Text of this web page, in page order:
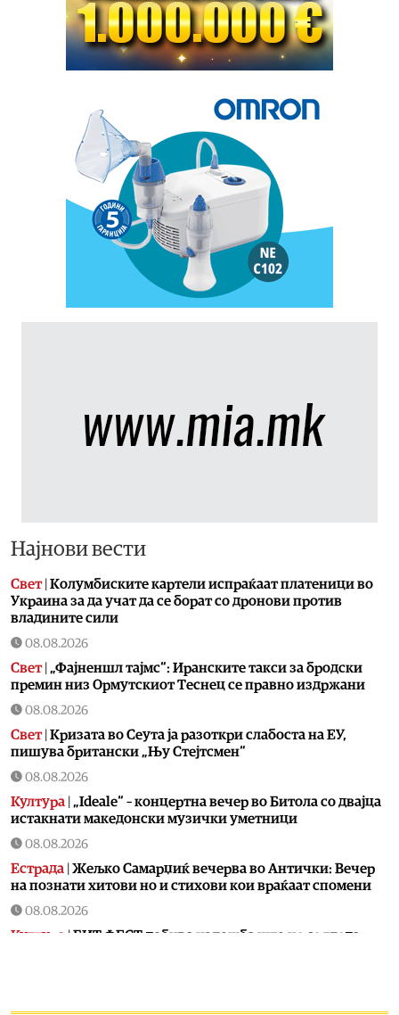
Најнови вести
Свет| Колумбиските картели испраќаат платеници во
Украина за да учат да се борат со дронови против
владините сили
08.08.2026
Свет| „Фајненшл тајмс“: Иранските такси за бродски
премин низ Ормутскиот Теснец се правно издржани
08.08.2026
Свет| Кризата во Сеута ја разоткри слабостa на ЕУ,
пишува британски „Њу Стејтсмен“
08.08.2026
Култура „Ideale“ – концертна вечер во Битола со двајца
истакнати македонски музички уметници
08.08.2026
Естрада Жељко Самарџиќ вечерва во Антички: Вечер
на познати хитови но и стихови кои враќаат спомени
08.08.2026
Култура |БИТ ФЕСТ добива изложба што не се гледа
08.08.2026